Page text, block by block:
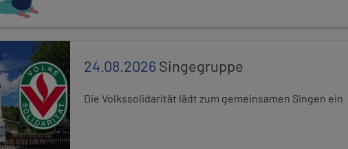
24.08.2026Singegruppe
Die Volkssolidarität lädt zum gemeinsamen Singen ein